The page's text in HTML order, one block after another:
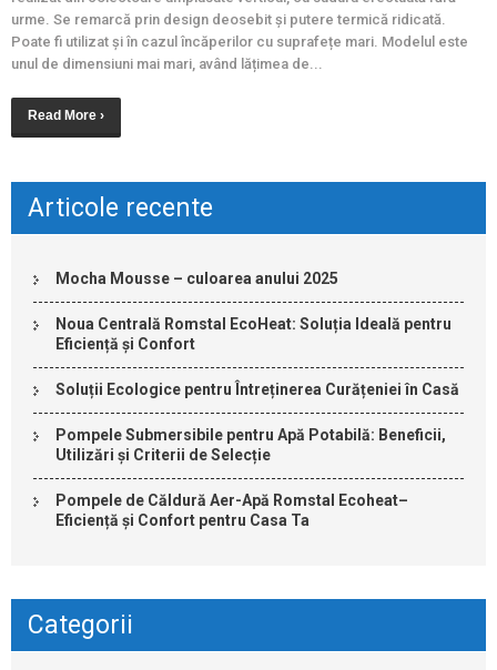
urme. Se remarcă prin design deosebit și putere termică ridicată.
Poate fi utilizat și în cazul încăperilor cu suprafețe mari. Modelul este
unul de dimensiuni mai mari, având lățimea de...
Read More ›
Articole recente
Mocha Mousse – culoarea anului 2025
Noua Centrală Romstal EcoHeat: Soluția Ideală pentru
Eficiență și Confort
Soluții Ecologice pentru Întreținerea Curățeniei în Casă
Pompele Submersibile pentru Apă Potabilă: Beneficii,
Utilizări și Criterii de Selecție
Pompele de Căldură Aer-Apă Romstal Ecoheat–
Eficiență și Confort pentru Casa Ta
Categorii